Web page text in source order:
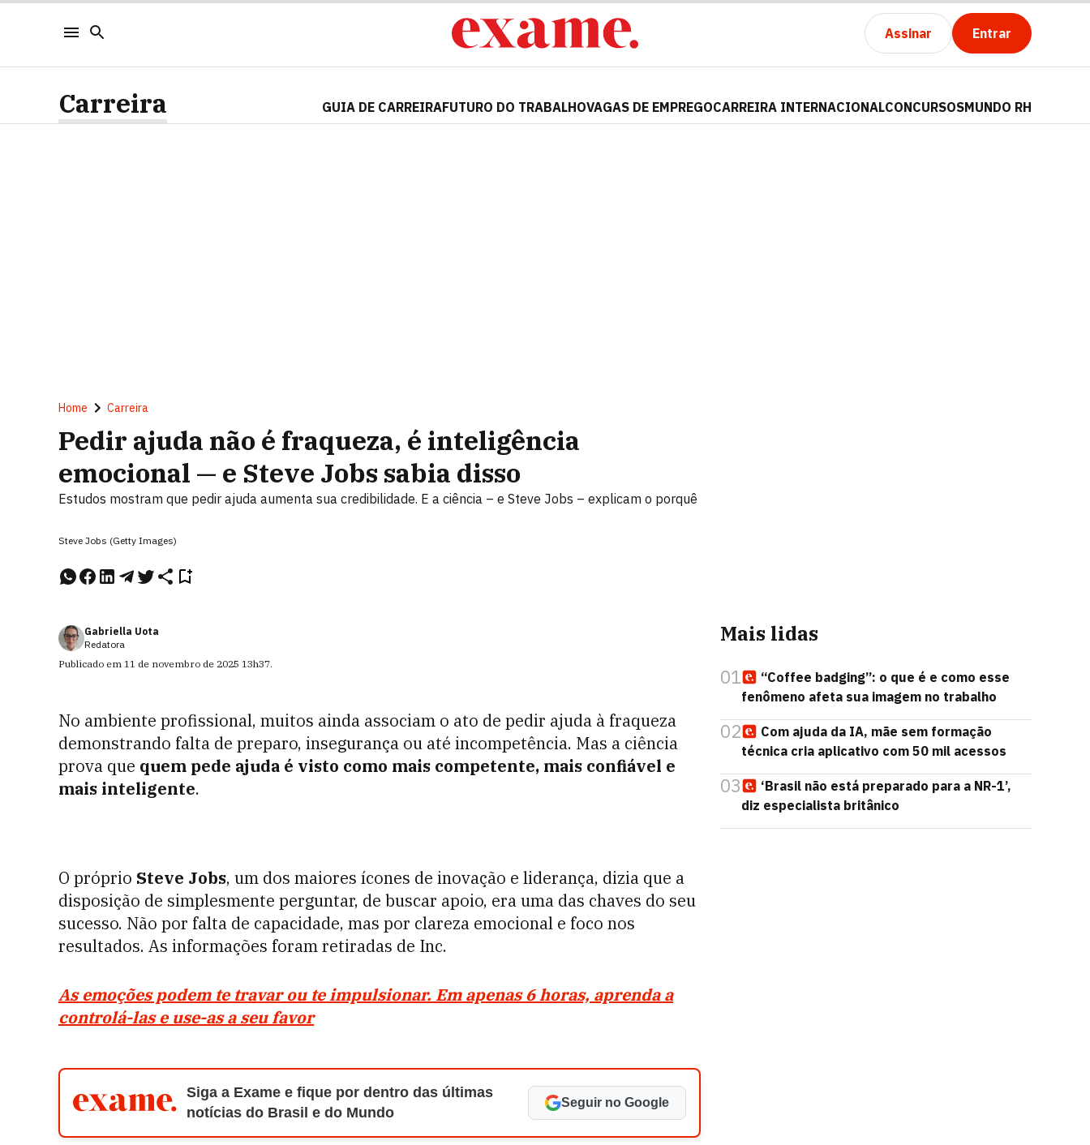
Assinar Entrar
Carreira GUIA DE CARREIRAFUTURO DO TRABALHOVAGAS DE EMPREGOCARREIRA INTERNACIONALCONCURSOSMUNDO RH
Home Carreira
Pedir ajuda não é fraqueza, é inteligência
emocional — e Steve Jobs sabia disso
Estudos mostram que pedir ajuda aumenta sua credibilidade. E a ciência – e Steve Jobs – explicam o porquê
Steve Jobs (Getty Images)
Gabriella Uota
Redatora
Publicado em 11 de novembro de 2025 13h37.
No ambiente profissional, muitos ainda associam o ato de pedir ajuda à fraqueza
demonstrando falta de preparo, insegurança ou até incompetência. Mas a ciência
prova que quem pede ajuda é visto como mais competente, mais confiável e
mais inteligente.
O próprio Steve Jobs, um dos maiores ícones de inovação e liderança, dizia que a
disposição de simplesmente perguntar, de buscar apoio, era uma das chaves do seu
sucesso. Não por falta de capacidade, mas por clareza emocional e foco nos
resultados. As informações foram retiradas de Inc.
As emoções podem te travar ou te impulsionar. Em apenas 6 horas, aprenda a
controlá-las e use-as a seu favor
Siga a Exame e fique por dentro das últimas
notícias do Brasil e do Mundo
Seguir no Google
Mais lidas
01
“Coffee badging”: o que é e como esse
fenômeno afeta sua imagem no trabalho
02
Com ajuda da IA, mãe sem formação
técnica cria aplicativo com 50 mil acessos
03
‘Brasil não está preparado para a NR-1’,
diz especialista britânico